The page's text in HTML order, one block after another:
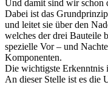
Und damit sind wir schon
Dabei ist das
und leitet sie über den
welches der drei Bauteile
spezielle Vor – und
Komponenten.
Die wichtigste Erkenntnis
An dieser Stelle ist es die